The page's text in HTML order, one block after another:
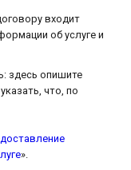
входит
об услуге и
здесь опишите
что, по
».